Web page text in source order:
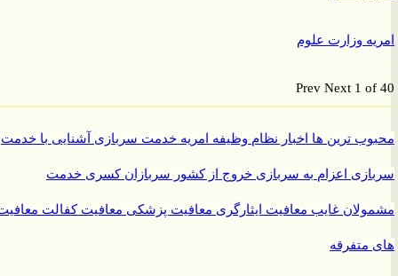
وزارت علوم
PrevNext 1
ترین هااخبار نظام وظیفهامریهخدمت سربازیآشنایی با خدمت
اعزام به سربازیخروج از کشور سربازانکسری خدمت
غایبمعافیت ایثارگریمعافیت پزشکیمعافیت کفالتمعافیت
متفرقه